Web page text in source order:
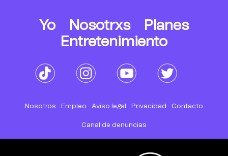
Yo Nosotrxs
Planes
Entretenimiento
Nosotros Empleo Aviso legal Privacidad Contacto
Canal de denuncias